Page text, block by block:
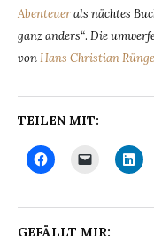
Abenteuerals nächtes
ganz anders“. Die
vonHans Christian
TEILEN MIT:
GEFÄLLT MIR: